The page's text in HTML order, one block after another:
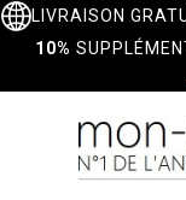
LIVRAISON
10%